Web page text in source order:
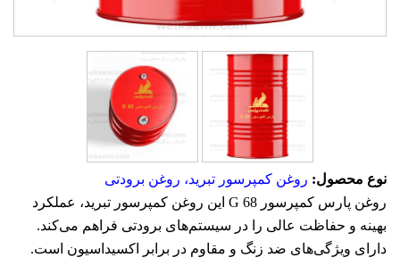
نوع محصول: روغن کمپرسور تبرید، روغن برودتی
روغن پارس کمپرسور G 68 این روغن کمپرسور تبرید، عملکرد
بهینه و حفاظت عالی را در سیستم‌های برودتی فراهم می‌کند.
دارای ویژگی‌های ضد زنگ و مقاوم در برابر اکسیداسیون است.